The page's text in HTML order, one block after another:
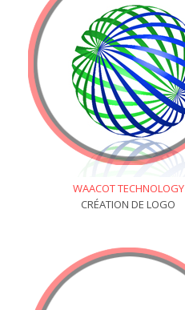
WAACOT TECHNOLOGY
CRÉATION DE LOGO